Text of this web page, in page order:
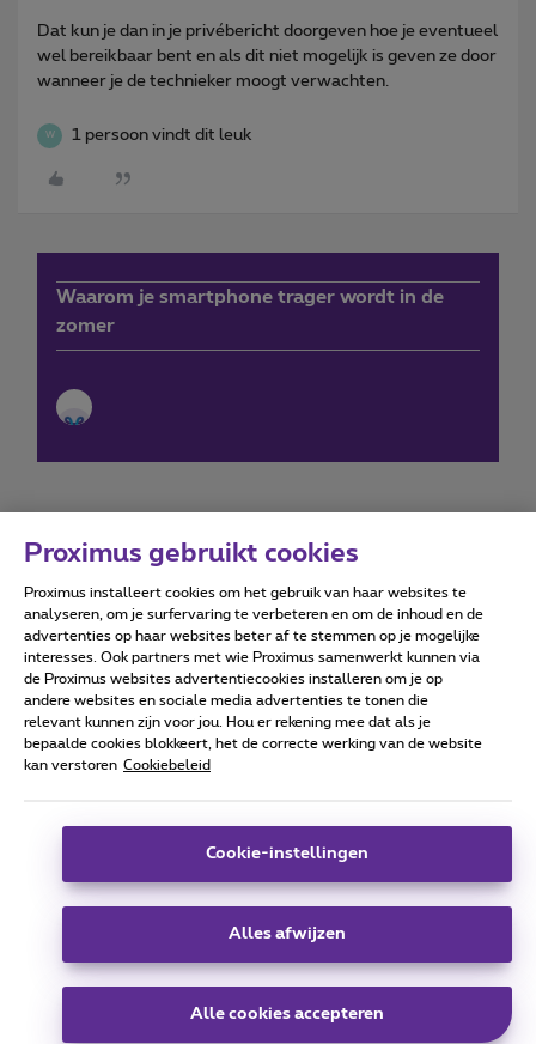
Dat kun je dan in je privébericht doorgeven hoe je eventueel
wel bereikbaar bent en als dit niet mogelijk is geven ze door
wanneer je de technieker moogt verwachten.
W 1 persoon vindt dit leuk
Waarom je smartphone trager wordt in de
zomer
Forumvoorwaarden Accessibility statement
Alle rechten voorbehouden. © Proximus
Algemene voorwaarden, consumenteninfo
Deze website is gecreëerd en wordt beheerd conform het
Koning Albert II-laan 27 - B-1030 Brussel.
Carrier & Wholesale Solutions
Telindus
Proximus gebruikt cookies
Proximus installeert cookies om het gebruik van haar websites te
analyseren, om je surfervaring te verbeteren en om de inhoud en de
advertenties op haar websites beter af te stemmen op je mogelijke
interesses. Ook partners met wie Proximus samenwerkt kunnen via
de Proximus websites advertentiecookies installeren om je op
andere websites en sociale media advertenties te tonen die
relevant kunnen zijn voor jou. Hou er rekening mee dat als je
bepaalde cookies blokkeert, het de correcte werking van de website
kan verstoren Cookiebeleid
Cookie-instellingen
Alles afwijzen
Alle cookies accepteren